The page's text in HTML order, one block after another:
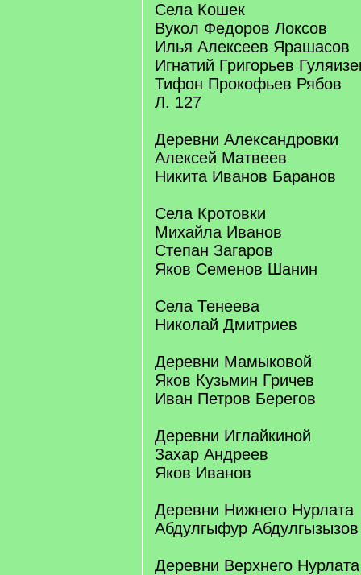
Села Кошек
Вукол Федоров Локсов
Илья Алексеев Ярашасов
Игнатий Григорьев
Тифон Прокофьев Рябов
Л. 127
Деревни Александровки
Алексей Матвеев
Никита Иванов Баранов
Села Кротовки
Михайла Иванов
Степан Загаров
Яков Семенов Шанин
Села Тенеева
Николай Дмитриев
Деревни Мамыковой
Яков Кузьмин Гричев
Иван Петров Берегов
Деревни Иглайкиной
Захар Андреев
Яков Иванов
Деревни Нижнего Нурлата
Абдулгыфур Абдулгызызов
Деревни Верхнего Нурлата